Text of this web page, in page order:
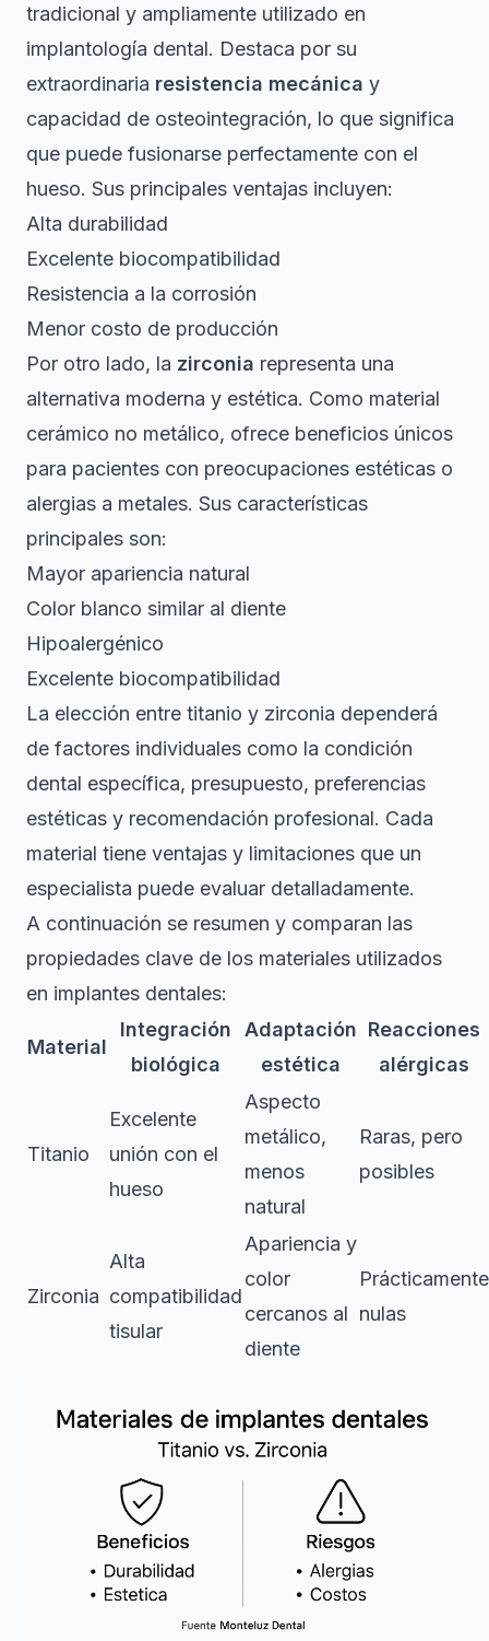
tradicional y ampliamente utilizado en
implantología dental. Destaca por su
extraordinaria resistencia mecánica y
capacidad de osteointegración, lo que significa
que puede fusionarse perfectamente con el
hueso. Sus principales ventajas incluyen:
Alta durabilidad
Excelente biocompatibilidad
Resistencia a la corrosión
Menor costo de producción
Por otro lado, la zirconia representa una
alternativa moderna y estética. Como material
cerámico no metálico, ofrece beneficios únicos
para pacientes con preocupaciones estéticas o
alergias a metales. Sus características
principales son:
Mayor apariencia natural
Color blanco similar al diente
Hipoalergénico
Excelente biocompatibilidad
La elección entre titanio y zirconia dependerá
de factores individuales como la condición
dental específica, presupuesto, preferencias
estéticas y recomendación profesional. Cada
material tiene ventajas y limitaciones que un
especialista puede evaluar detalladamente.
A continuación se resumen y comparan las
propiedades clave de los materiales utilizados
en implantes dentales:
Material
Integración
biológica
Adaptación
estética
Reacciones
alérgicas
Titanio
Excelente
unión con el
hueso
Aspecto
metálico,
menos
natural
Raras, pero
posibles
Zirconia
Alta
compatibilidad
tisular
Apariencia y
color
cercanos al
diente
Prácticamente
nulas